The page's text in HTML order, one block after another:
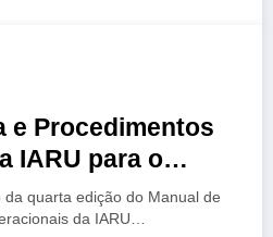
e Procedimentos
IARU para o
Edição
quarta edição do Manual de
da IARU…